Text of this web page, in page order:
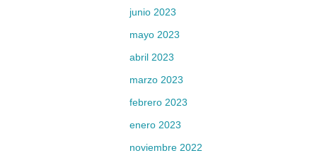
junio 2023
mayo 2023
abril 2023
marzo 2023
febrero 2023
enero 2023
noviembre 2022